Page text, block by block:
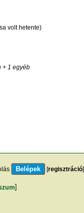
volt hetente)
+ 1 egyéb
[regisztráció]